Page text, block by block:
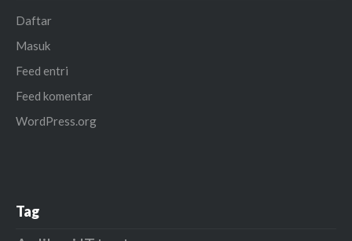
Daftar
Masuk
Feed entri
Feed komentar
WordPress.org
Tag